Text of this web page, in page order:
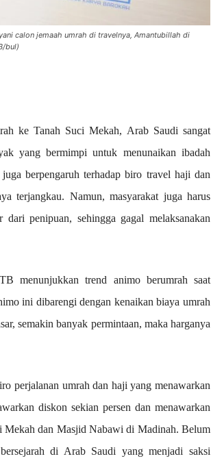
calon jemaah umrah di travelnya, Amantubillah di
bul)
ke Tanah Suci Mekah, Arab Saudi sangat
yang bermimpi untuk menunaikan ibadah
berpengaruh terhadap biro travel haji dan
terjangkau. Namun, masyarakat juga harus
penipuan, sehingga gagal melaksanakan
menunjukkan trend animo berumrah saat
ini dibarengi dengan kenaikan biaya umrah
semakin banyak permintaan, maka harganya
perjalanan umrah dan haji yang menawarkan
diskon sekian persen dan menawarkan
Mekah dan Masjid Nabawi di Madinah. Belum
di Arab Saudi yang menjadi saksi